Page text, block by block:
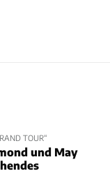
TOUR“
und May